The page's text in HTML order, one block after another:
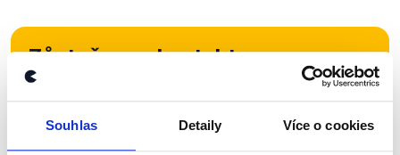
Souhlas Detaily Více o cookies
Zůstaňme v kontaktu
Přihlaste se k odběru našeho
newsletteru nebo whatsappového